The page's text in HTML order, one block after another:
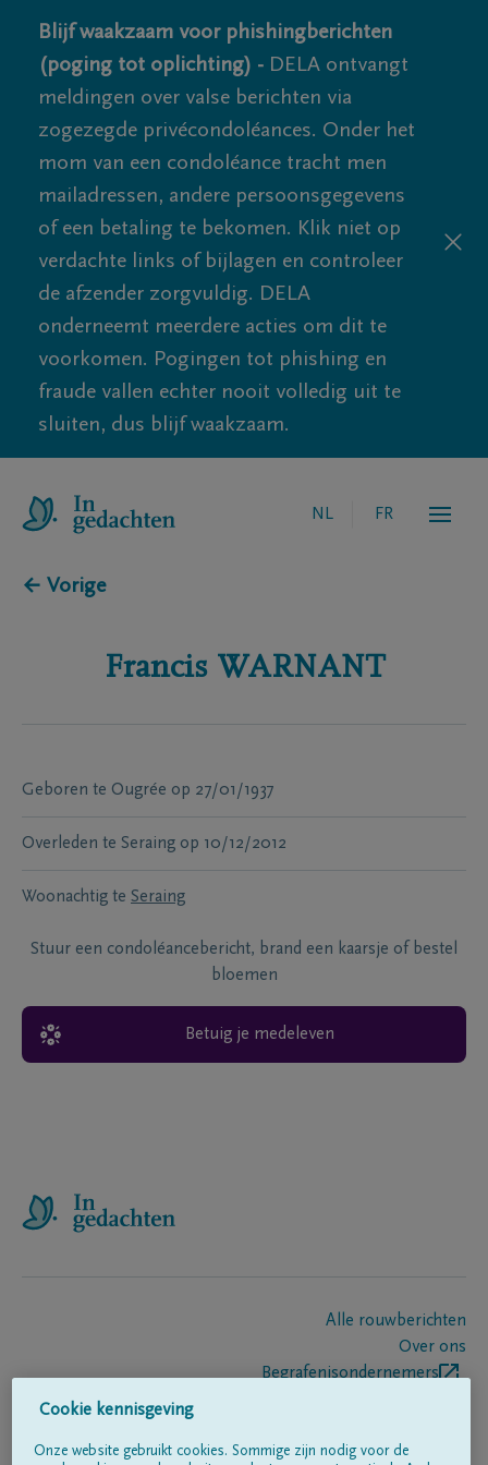
Blijf waakzaam voor phishingberichten
(poging tot oplichting) - DELA ontvangt
meldingen over valse berichten via
zogezegde privécondoléances. Onder het
mom van een condoléance tracht men
mailadressen, andere persoonsgegevens
of een betaling te bekomen. Klik niet op
verdachte links of bijlagen en controleer
de afzender zorgvuldig. DELA
onderneemt meerdere acties om dit te
voorkomen. Pogingen tot phishing en
fraude vallen echter nooit volledig uit te
sluiten, dus blijf waakzaam.
NL FR
← Vorige
Francis WARNANT
Geboren te Ougrée op 27/01/1937
Overleden te Seraing op 10/12/2012
Woonachtig te Seraing
Stuur een condoléancebericht, brand een kaarsje of bestel
bloemen
Betuig je medeleven
Alle rouwberichten
Over ons
Begrafenisondernemers
Cookie kennisgeving
Onze website gebruikt cookies. Sommige zijn nodig voor de